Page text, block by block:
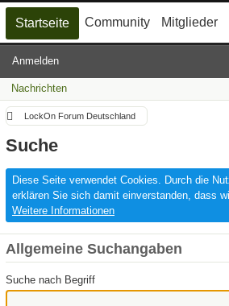
Startseite Community Mitglieder
Anmelden
Nachrichten
LockOn Forum Deutschland
Suche
Diese Seite verwendet Cookies. Durch die
erklären Sie sich damit einverstanden, dass
Weitere Informationen
Allgemeine Suchangaben
Suche nach Begriff